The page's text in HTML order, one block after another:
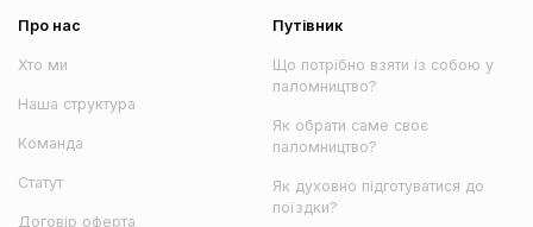
Про нас
Хто ми
Наша структура
Команда
Статут
Договір оферта
Путівник
Що потрібно взяти із собою у
паломництво?
Як обрати саме своє
паломництво?
Як духовно підготуватися до
поїздки?